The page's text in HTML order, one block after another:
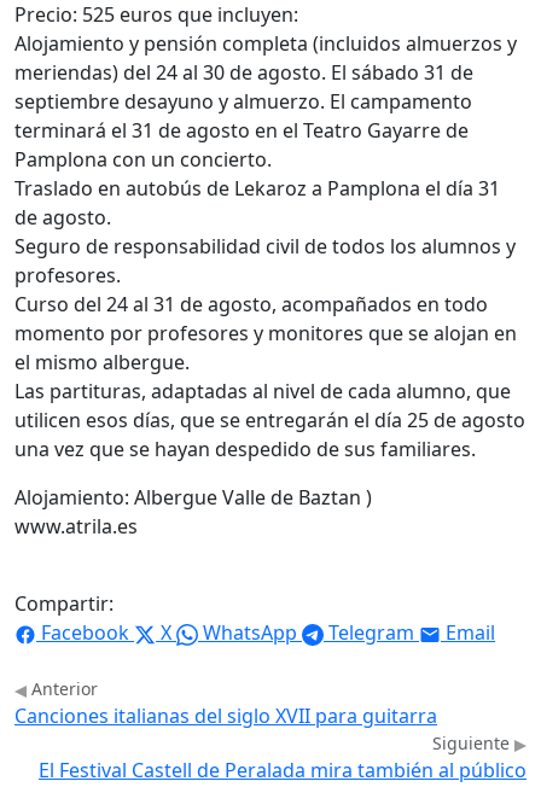
Precio: 525 euros que incluyen:
Alojamiento y pensión completa (incluidos almuerzos y
meriendas) del 24 al 30 de agosto. El sábado 31 de
septiembre desayuno y almuerzo. El campamento
terminará el 31 de agosto en el Teatro Gayarre de
Pamplona con un concierto.
Traslado en autobús de Lekaroz a Pamplona el día 31
de agosto.
Seguro de responsabilidad civil de todos los alumnos y
profesores.
Curso del 24 al 31 de agosto, acompañados en todo
momento por profesores y monitores que se alojan en
el mismo albergue.
Las partituras, adaptadas al nivel de cada alumno, que
utilicen esos días, que se entregarán el día 25 de agosto
una vez que se hayan despedido de sus familiares.
Alojamiento: Albergue Valle de Baztan )
www.atrila.es
Compartir:
Facebook
X WhatsApp Telegram Email
Anterior
Canciones italianas del siglo XVII para guitarra
Siguiente
El Festival Castell de Peralada mira también al público